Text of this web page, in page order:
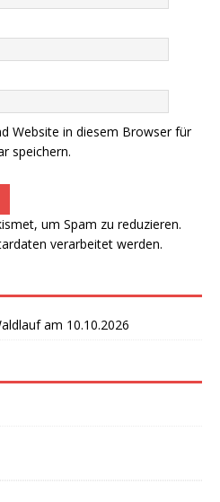
Website in diesem Browser für
speichern.
um Spam zu reduzieren.
verarbeitet werden.
am 10.10.2026